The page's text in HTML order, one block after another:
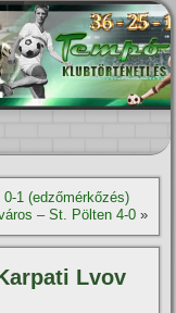
1 (edzőmérkőzés)
– St. Pölten 4-0»
Lvov